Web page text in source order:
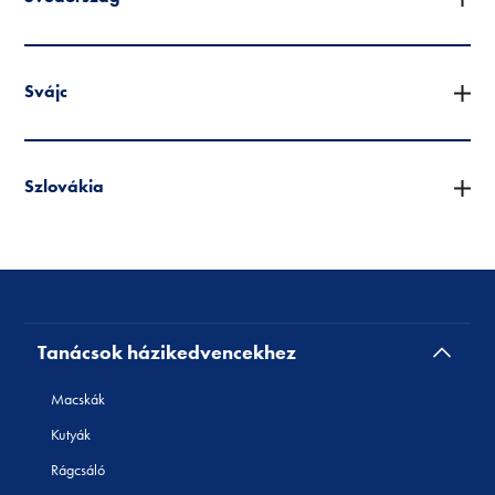
Svájc
Szlovákia
Tanácsok házikedvencekhez
Macskák
Kutyák
Rágcsáló